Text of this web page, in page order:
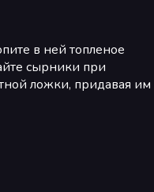
в ней топленое
сырники при
ложки, придавая им